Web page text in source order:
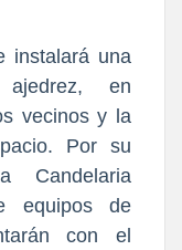
instalará una
en
vecinos y la
Por su
equipos de
con el